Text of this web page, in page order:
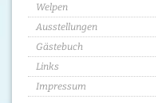
Welpen
Ausstellungen
Gästebuch
Links
Impressum